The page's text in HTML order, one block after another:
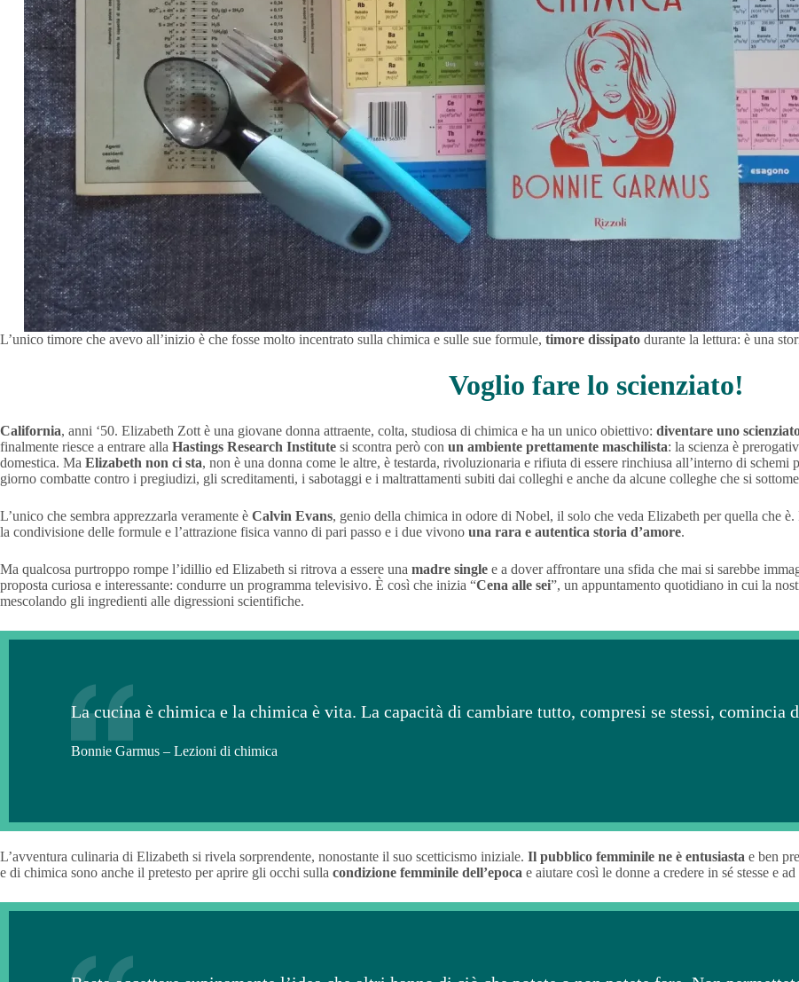
L’unico timore che avevo all’inizio è che fosse molto incentrato sulla chimica e sulle sue formule, timore dissipato durante la lettura: è una
Voglio fare lo scienziato!
California, anni ‘50. Elizabeth Zott è una giovane donna attraente, colta, studiosa di chimica e ha un unico obiettivo: diventare uno
finalmente riesce a entrare alla Hastings Research Institute si scontra però con un ambiente prettamente maschilista: la scienza è
domestica. Ma Elizabeth non ci sta, non è una donna come le altre, è testarda, rivoluzionaria e rifiuta di essere rinchiusa all’interno di
giorno combatte contro i pregiudizi, gli screditamenti, i sabotaggi e i maltrattamenti subiti dai colleghi e anche da alcune colleghe che si
L’unico che sembra apprezzarla veramente è Calvin Evans, genio della chimica in odore di Nobel, il solo che veda Elizabeth per quella che
la condivisione delle formule e l’attrazione fisica vanno di pari passo e i due vivono una rara e autentica storia d’amore.
Ma qualcosa purtroppo rompe l’idillio ed Elizabeth si ritrova a essere una madre single e a dover affrontare una sfida che mai si sarebbe
proposta curiosa e interessante: condurre un programma televisivo. È così che inizia “Cena alle sei”, un appuntamento quotidiano in cui la
mescolando gli ingredienti alle digressioni scientifiche.
La cucina è chimica e la chimica è vita. La capacità di cambiare tutto, compresi se stessi, comincia
Bonnie Garmus – Lezioni di chimica
L’avventura culinaria di Elizabeth si rivela sorprendente, nonostante il suo scetticismo iniziale. Il pubblico femminile ne è entusiasta e ben
e di chimica sono anche il pretesto per aprire gli occhi sulla condizione femminile dell’epoca e aiutare così le donne a credere in sé stesse e